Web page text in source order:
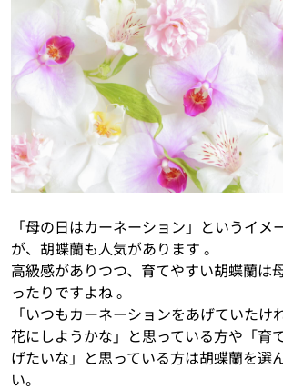
「母の日はカーネーション」というイメ
が、胡蝶蘭も人気があります 。
高級感がありつつ、育てやすい胡蝶蘭は
ったりですよね 。
「いつもカーネーションをあげていたけ
花にしようかな」と思っている方や「育
げたいな」と思っている方は胡蝶蘭を選
い。